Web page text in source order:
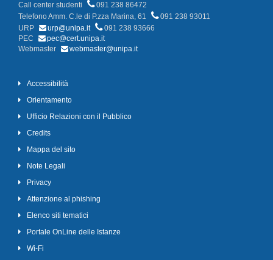
Call center studenti
091 238 86472
Telefono Amm. C.le di P.zza Marina, 61
091 238 93011
URP
urp@unipa.it
091 238 93666
PEC
pec@cert.unipa.it
Webmaster
webmaster@unipa.it
Accessibilità
Orientamento
Ufficio Relazioni con il Pubblico
Credits
Mappa del sito
Note Legali
Privacy
Attenzione al phishing
Elenco siti tematici
Portale OnLine delle Istanze
Wi-Fi